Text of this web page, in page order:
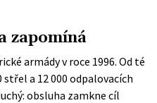
zapomíná
armády v roce 1996. Od té
a 12 000 odpalovacích
obsluha zamkne cíl